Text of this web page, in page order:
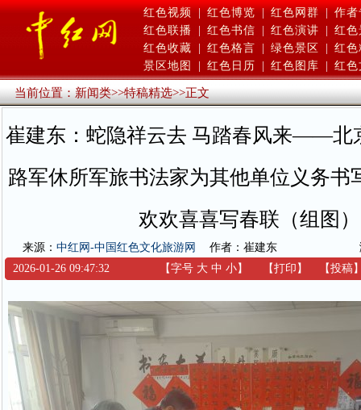
红色视频 | 红色博览 | 红色网群 | 作者
红色联播
红色书信 红色演讲
红色
红色收藏
红色格言 绿色景区
红色
景区地图
红色日历 红色图库 红色
当前位置：新闻类>>特稿精选>>正文
崔建东：蛇隐祥云去 马踏春风来——北
路军休所军旅书法家为其他单位义务书
欢欢喜喜写春联（组图）
来源： 中红网-中国红色文化旅游网 作者：崔建东
2026-01-26 09:47:32
【字号 大 中 小】 【打印 】 【投稿